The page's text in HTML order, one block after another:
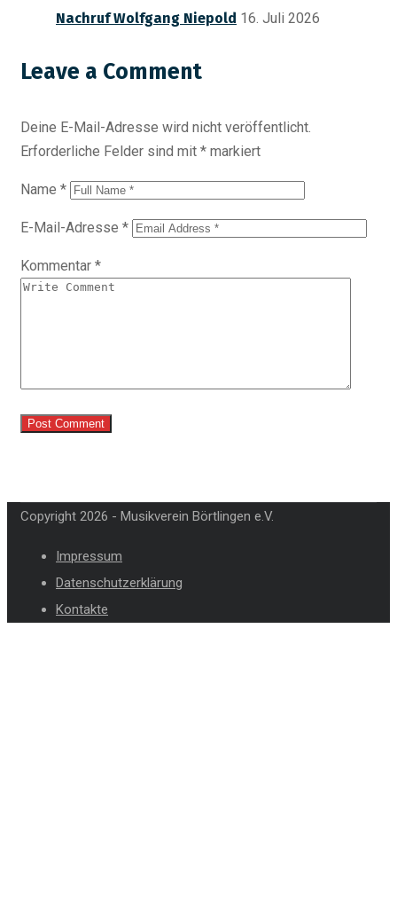
Nachruf Wolfgang Niepold 16. Juli 2026
Leave a Comment
Deine E-Mail-Adresse wird nicht veröffentlicht.
Erforderliche Felder sind mit * markiert
Name *
E-Mail-Adresse *
Kommentar *
Copyright 2026 - Musikverein Börtlingen e.V.
Impressum
Datenschutzerklärung
Kontakte